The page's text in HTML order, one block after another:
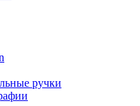
ручки